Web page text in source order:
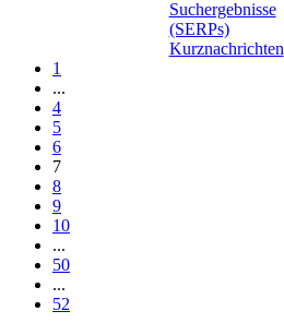
Suchergebnisse
(SERPs)
Kurznachrichten
1
...
4
5
6
7
8
9
10
...
50
...
52